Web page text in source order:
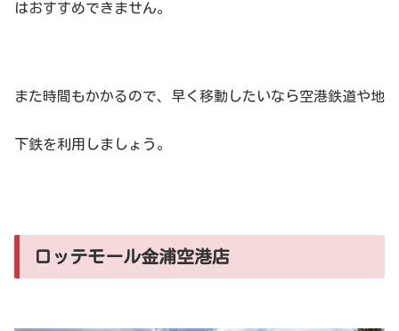
はおすすめできません。
また時間もかかるので、早く移動したいなら空港鉄道や地
下鉄を利用しましょう。
ロッテモール金浦空港店